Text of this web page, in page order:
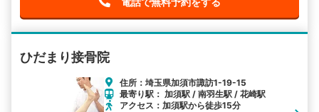
ひだまり接骨院
住所：埼玉県加須市諏訪1-19-15
最寄り駅： 加須駅 / 南羽生駅 / 花崎駅
アクセス：加須駅から徒歩15分